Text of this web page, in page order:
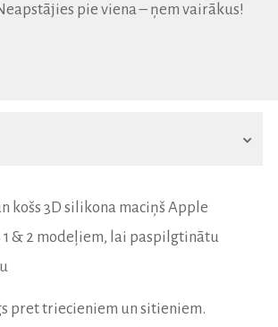
pie viena – ņem vairākus!
košs 3D silikona maciņš Apple
1 & 2 modeļiem, lai paspilgtinātu
pret triecieniem un sitieniem.